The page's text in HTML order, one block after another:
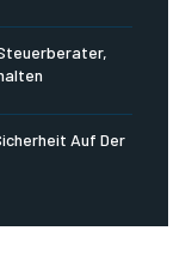
Auf Der